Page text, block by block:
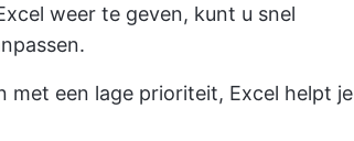
weer te geven, kunt u snel
met een lage prioriteit, Excel helpt je